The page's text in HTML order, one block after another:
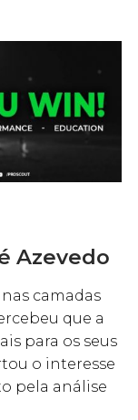
Azevedo
camadas
que a
para os seus
o interesse
pela análise